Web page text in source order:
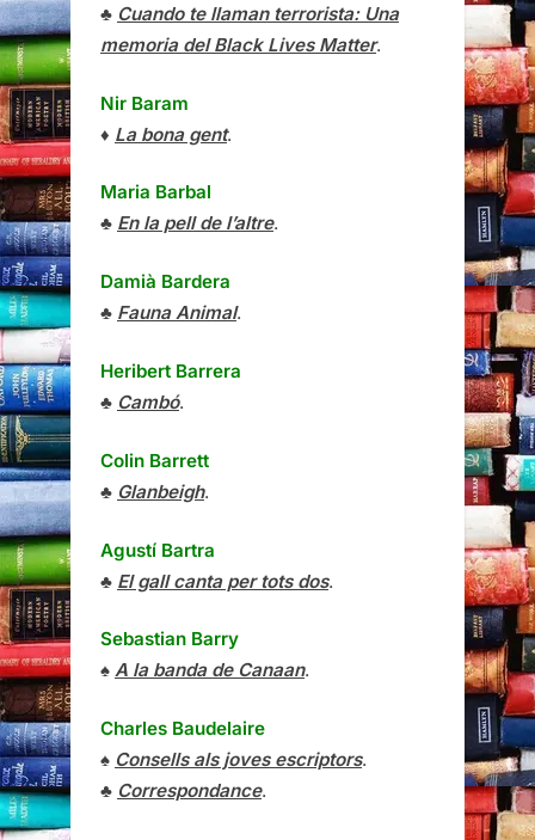
♣ Cuando te llaman terrorista: Una
memoria del Black Lives Matter.
Nir Baram
♦ La bona gent.
Maria Barbal
♣ En la pell de l’altre.
Damià Bardera
♣ Fauna Animal.
Heribert Barrera
♣ Cambó.
Colin Barrett
♣ Glanbeigh.
Agustí Bartra
♣ El gall canta per tots dos.
Sebastian Barry
♠ A la banda de Canaan.
Charles Baudelaire
♠ Consells als joves escriptors.
♣ Correspondance.